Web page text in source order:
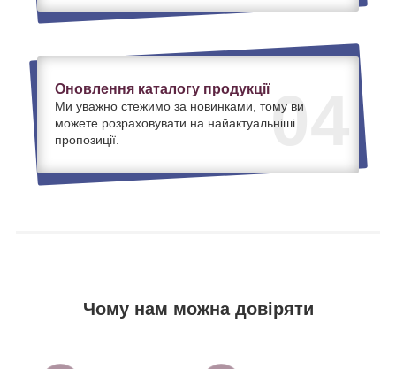
04
Оновлення каталогу продукції
Ми уважно стежимо за новинками, тому ви
можете розраховувати на найактуальніші
пропозиції.
Чому нам можна довіряти